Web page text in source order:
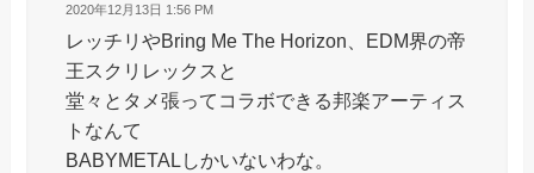
2020年12月13日 1:56 PM
レッチリやBring Me The Horizon、EDM界の帝
王スクリレックスと
堂々とタメ張ってコラボできる邦楽アーティス
トなんて
BABYMETALしかいないわな。